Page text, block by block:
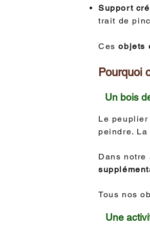
Support
trait de
Cesobjets
Pourquoi
Un bois
Le
peindre.
Dans notre
Tous nos
Une